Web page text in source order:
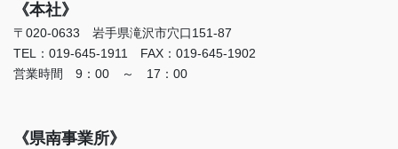
《本社》
〒020-0633 岩手県滝沢市穴口151-87
TEL：019-645-1911 FAX：019-645-1902
営業時間 9：00 ～ 17：00
《県南事業所》